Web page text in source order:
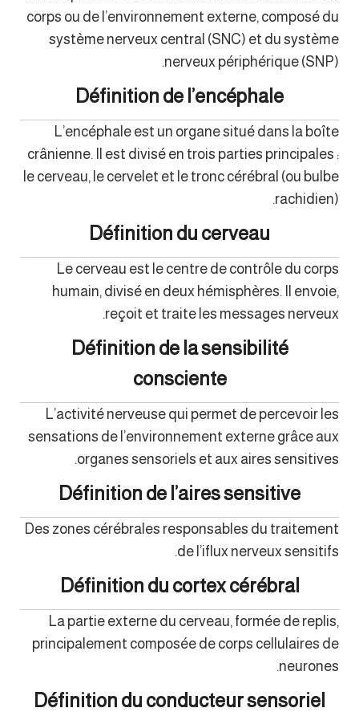
corps ou de l’environnement externe, composé du
système nerveux central (SNC) et du système
nerveux périphérique (SNP).
Définition de l’encéphale
L’encéphale est un organe situé dans la boîte
crânienne. Il est divisé en trois parties principales :
le cerveau, le cervelet et le tronc cérébral (ou bulbe
rachidien).
Définition du cerveau
Le cerveau est le centre de contrôle du corps
humain, divisé en deux hémisphères. Il envoie,
reçoit et traite les messages nerveux.
Définition de la sensibilité
consciente
L’activité nerveuse qui permet de percevoir les
sensations de l’environnement externe grâce aux
organes sensoriels et aux aires sensitives.
Définition de l’aires sensitive
Des zones cérébrales responsables du traitement
de l’iflux nerveux sensitifs.
Définition du cortex cérébral
La partie externe du cerveau, formée de replis,
principalement composée de corps cellulaires de
neurones.
Définition du conducteur sensoriel